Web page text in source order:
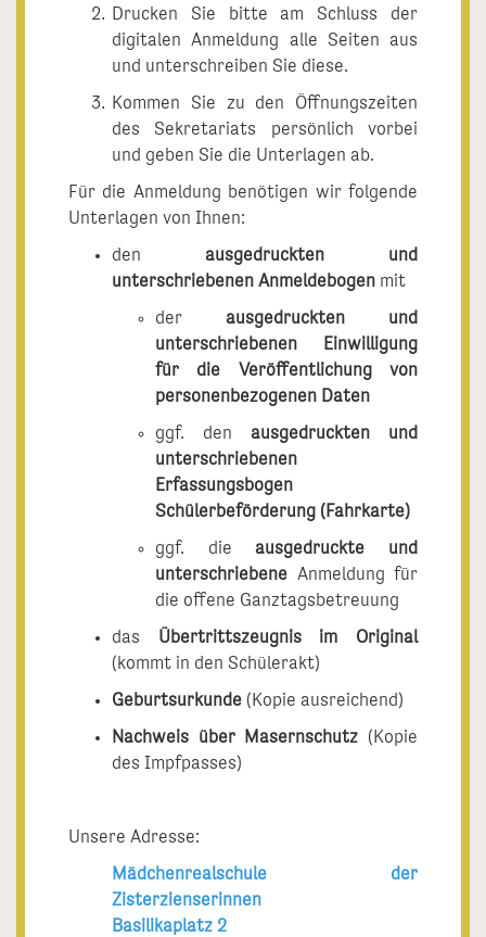
Drucken Sie bitte am Schluss der
digitalen Anmeldung alle Seiten aus
und unterschreiben Sie diese.
Kommen Sie zu den Öffnungszeiten
des Sekretariats persönlich vorbei
und geben Sie die Unterlagen ab.
Für die Anmeldung benötigen wir folgende
Unterlagen von Ihnen:
den ausgedruckten und
unterschriebenen Anmeldebogen mit
der ausgedruckten und
unterschriebenen Einwilligung
für die Veröffentlichung von
personenbezogenen Daten
ggf. den ausgedruckten und
unterschriebenen
Erfassungsbogen
Schülerbeförderung (Fahrkarte)
ggf. dieausgedruckte und
unterschriebene Anmeldung für
die offene Ganztagsbetreuung
das Übertrittszeugnis im Original
(kommt in den Schülerakt)
Geburtsurkunde (Kopie ausreichend)
Nachweis über Masernschutz (Kopie
des Impfpasses)
Unsere Adresse:
Mädchenrealschule der
Zisterzienserinnen
Basilikaplatz 2